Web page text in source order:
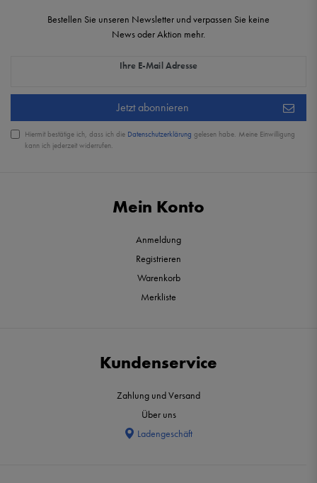
Mein Konto
Anmeldung
Registrieren
Warenkorb
Merkliste
Kundenservice
Zahlung und Versand
Über uns
Ladengeschäft
Bestellen Sie unseren Newsletter und verpassen Sie keine
News oder Aktion mehr.
Ihre E-Mail Adresse
Newsletter Honig
Jetzt abonnieren
Hiermit bestätige ich, dass ich die Daten­schutz­erklärung gelesen habe. Meine Einwilligung
kann ich jederzeit widerrufen.